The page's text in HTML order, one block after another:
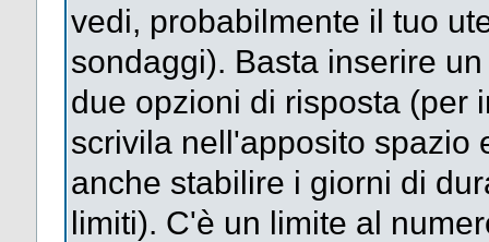
vedi, probabilmente il tuo
sondaggi). Basta inserire
due opzioni di risposta (per
scrivila nell'apposito spazio
anche stabilire i giorni di
limiti). C'è un limite al